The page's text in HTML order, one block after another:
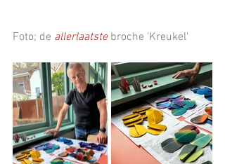
Foto; de allerlaatste broche 'Kreukel'